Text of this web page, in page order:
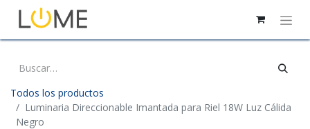
Todos los productos
Luminaria Direccionable Imantada para Riel 18W Luz Cálida
Negro